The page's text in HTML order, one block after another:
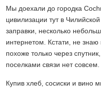
Мы доехали до городка
цивилизации тут в
заправки, несколько
интернетом. Кстати, не знаю
похоже только через
поселками связи нет совсем.
Купив хлеб, сосиски и вино